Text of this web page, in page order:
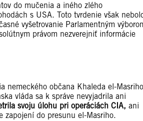
do mučenia a iného zlého
s USA. Toto tvrdenie však
vyšetrovanie Parlamentným
právom nezverejniť informácie
nemeckého občana Khaleda el-
vláda sa k správe nevyjadrila ani
svoju úlohu pri operáciách CIA, ani
zapojení do presunu el-Masriho.